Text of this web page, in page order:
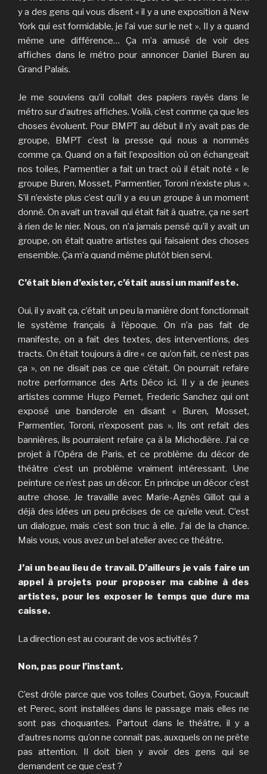
y a des gens qui vous disent « il y a une exposition à New
York qui est formidable, je l’ai vue sur le net ». Il y a quand
même une différence… Ça m’a amusé de voir des
affiches dans le métro pour annoncer Daniel Buren au
Grand Palais.
Je me souviens qu’il collait des papiers rayés dans le
métro sur d’autres affiches. Voilà, c’est comme ça que les
choses évoluent. Pour BMPT au début il n’y avait pas de
groupe, BMPT c’est la presse qui nous a nommés
comme ça. Quand on a fait l’exposition où on échangeait
nos toiles, Parmentier a fait un tract où il était noté « le
groupe Buren, Mosset, Parmentier, Toroni n’existe plus ».
S’il n’existe plus c’est qu’il y a eu un groupe à un moment
donné. On avait un travail qui était fait à quatre, ça ne sert
à rien de le nier. Nous, on n’a jamais pensé qu’il y avait un
groupe, on était quatre artistes qui faisaient des choses
ensemble. Ça m’a quand même plutôt bien servi.
C’était bien d’exister, c’était aussi un manifeste.
Oui, il y avait ça, c’était un peu la manière dont fonctionnait
le système français à l’époque. On n’a pas fait de
manifeste, on a fait des textes, des interventions, des
tracts. On était toujours à dire « ce qu’on fait, ce n’est pas
ça », on ne disait pas ce que c’était. On pourrait refaire
notre performance des Arts Déco ici. Il y a de jeunes
artistes comme Hugo Pernet, Frederic Sanchez qui ont
exposé une banderole en disant « Buren, Mosset,
Parmentier, Toroni, n’exposent pas ». Ils ont refait des
bannières, ils pourraient refaire ça à la Michodière. J’ai ce
projet à l’Opéra de Paris, et ce problème du décor de
théâtre c’est un problème vraiment intéressant. Une
peinture ce n’est pas un décor. En principe un décor c’est
autre chose. Je travaille avec Marie-Agnès Gillot qui a
déjà des idées un peu précises de ce qu’elle veut. C’est
un dialogue, mais c’est son truc à elle. J’ai de la chance.
Mais vous, vous avez un bel atelier avec ce théâtre.
J’ai un beau lieu de travail. D’ailleurs je vais faire un
appel à projets pour proposer ma cabine à des
artistes, pour les exposer le temps que dure ma
caisse.
La direction est au courant de vos activités ?
Non, pas pour l’instant.
C’est drôle parce que vos toiles Courbet, Goya, Foucault
et Perec, sont installées dans le passage mais elles ne
sont pas choquantes. Partout dans le théâtre, il y a
d’autres noms qu’on ne connaît pas, auxquels on ne prête
pas attention. Il doit bien y avoir des gens qui se
demandent ce que c’est ?